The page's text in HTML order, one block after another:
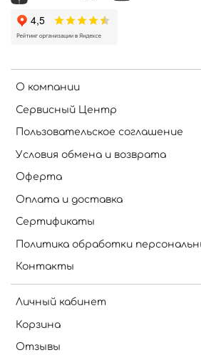
О компании
Сервисный Центр
Пользовательское соглашение
Условия обмена и возврата
Оферта
Оплата и доставка
Сертификаты
Политика обработки
Контакты
Личный кабинет
Корзина
Отзывы